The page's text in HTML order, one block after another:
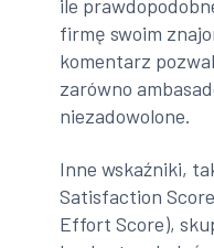
ile
firmę swoim
komentarz
zarówno
niezadowolone.
Inne wskaźniki,
Satisfaction
Effort Score),